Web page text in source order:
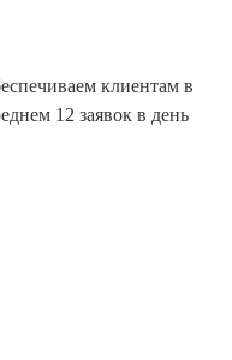
клиентам в
12 заявок в день